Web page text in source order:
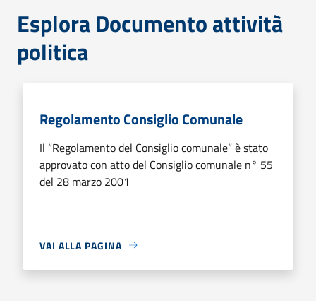
Esplora Documento attività
politica
Regolamento Consiglio Comunale
Il “Regolamento del Consiglio comunale” è stato
approvato con atto del Consiglio comunale n° 55
del 28 marzo 2001
VAI ALLA PAGINA